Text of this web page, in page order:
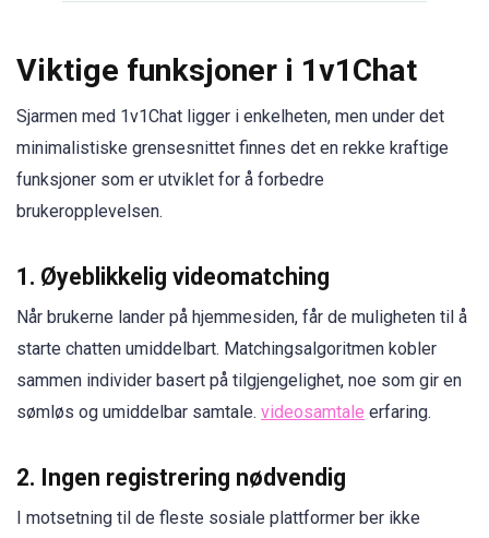
Viktige funksjoner i 1v1Chat
Sjarmen med 1v1Chat ligger i enkelheten, men under det
minimalistiske grensesnittet finnes det en rekke kraftige
funksjoner som er utviklet for å forbedre
brukeropplevelsen.
1. Øyeblikkelig videomatching
Når brukerne lander på hjemmesiden, får de muligheten til å
starte chatten umiddelbart. Matchingsalgoritmen kobler
sammen individer basert på tilgjengelighet, noe som gir en
sømløs og umiddelbar samtale. videosamtale erfaring.
2. Ingen registrering nødvendig
I motsetning til de fleste sosiale plattformer ber ikke